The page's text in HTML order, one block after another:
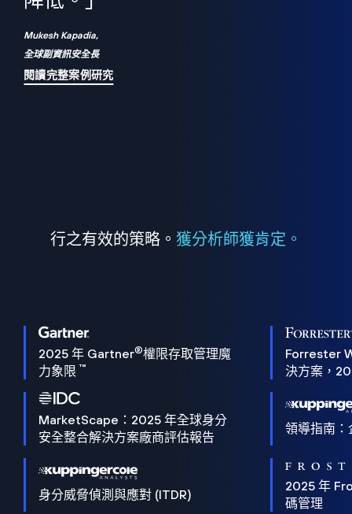
Mukesh Kapadia,
全球副資訊安全長
閱讀完整案例研究
行之有效的策略。 獲分析師獲肯定。
2025 年 Gartner®權限存取管理魔
力象限 ™
Forrester
決方案，
MarketScape：2025 年全球身分
安全整合解決方案廠商評估報告
領導指南
身分威脅偵測與應對 (ITDR)
2025 年
碼管理